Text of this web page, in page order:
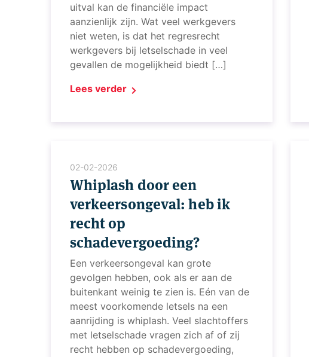
uitval kan de financiële impact
aanzienlijk zijn. Wat veel werkgevers
niet weten, is dat het regresrecht
werkgevers bij letselschade in veel
gevallen de mogelijkheid biedt […]
Lees verder
02-02-2026
Whiplash door een
verkeersongeval: heb ik
recht op
schadevergoeding?
Een verkeersongeval kan grote
gevolgen hebben, ook als er aan de
buitenkant weinig te zien is. Eén van de
meest voorkomende letsels na een
aanrijding is whiplash. Veel slachtoffers
met letselschade vragen zich af of zij
recht hebben op schadevergoeding,